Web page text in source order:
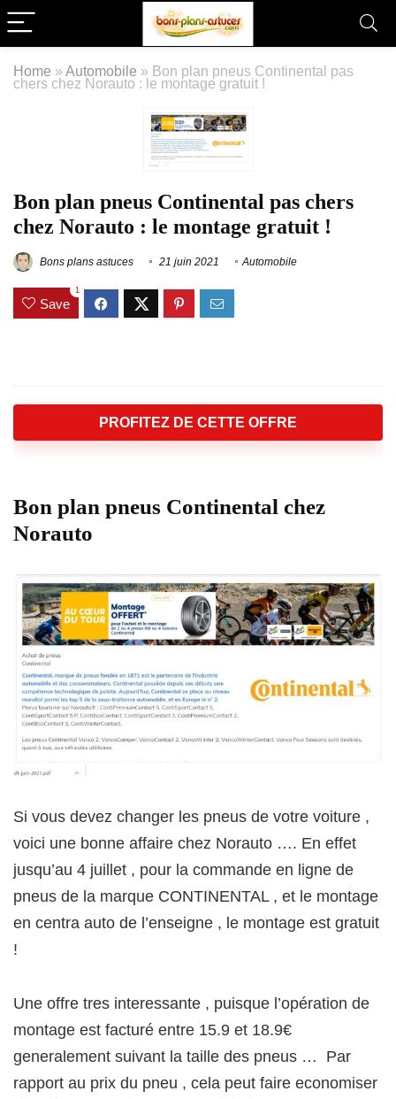
Home » Automobile » Bon plan pneus Continental pas
chers chez Norauto : le montage gratuit !
Bon plan pneus Continental pas chers
chez Norauto : le montage gratuit !
Bons plans astuces 21 juin 2021 Automobile
Save
1
PROFITEZ DE CETTE OFFRE
Bon plan pneus Continental chez
Norauto
Si vous devez changer les pneus de votre voiture ,
voici une bonne affaire chez Norauto …. En effet
jusqu’au 4 juillet , pour la commande en ligne de
pneus de la marque CONTINENTAL , et le montage
en centra auto de l’enseigne , le montage est gratuit
!
Une offre tres interessante , puisque l’opération de
montage est facturé entre 15.9 et 18.9€
generalement suivant la taille des pneus … Par
rapport au prix du pneu , cela peut faire economiser